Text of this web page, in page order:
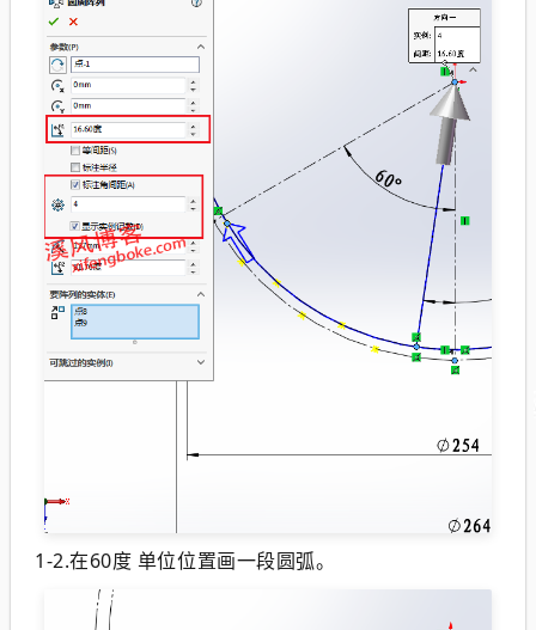
1-2.在60度 单位位置画一段圆弧。